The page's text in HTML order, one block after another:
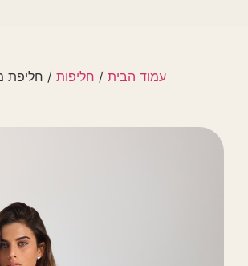
עמוד הבית / חליפות / חליפת